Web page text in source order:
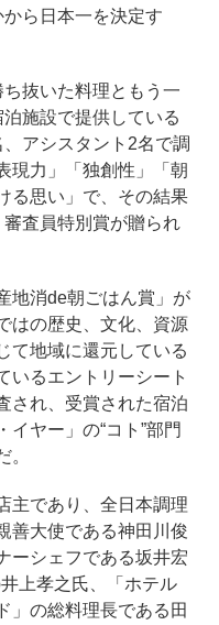
ら日本一を決定す
抜いた料理ともう一
施設で提供している
アシスタント2名で調
現力」「独創性」「朝
る思い」で、その結果
査員特別賞が贈られ
地消de朝ごはん賞」が
はの歴史、文化、資源
て地域に還元している
いるエントリーシート
され、受賞された宿泊
ヤー」の“コト”部門
。
主であり、全日本調理
善大使である神田川俊
ーシェフである坂井宏
上孝之氏、「ホテル
」の総料理長である田